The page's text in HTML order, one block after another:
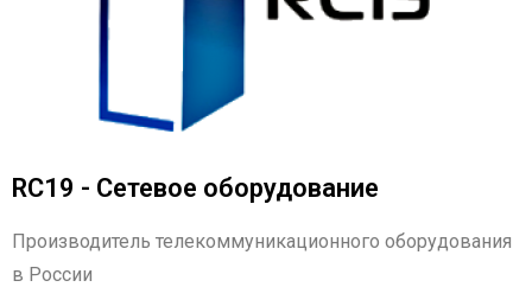
RC19 - Сетевое оборудование
Производитель телекоммуникационного оборудования
в России